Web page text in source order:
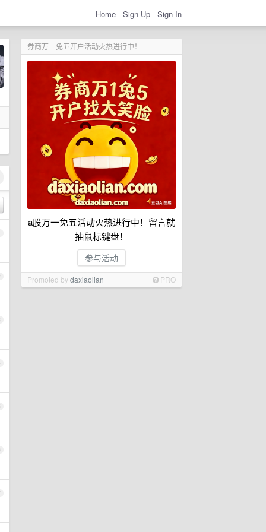
Home Sign Up Sign In
券商万一免五开户活动火热进行中！
a股万一免五活动火热进行中！留言就
抽鼠标键盘！
参与活动
Promoted bydaxiaolian PRO